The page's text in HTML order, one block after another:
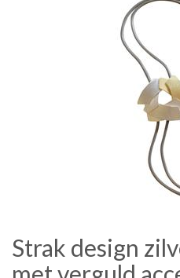
Strak design